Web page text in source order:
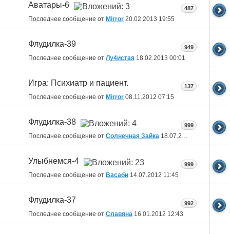
Аватары-6
Последнее сообщение от Mirror 20.02.2013 19:55
487
Флудилка-39
Последнее сообщение от Лу4истая 18.02.2013 00:01
949
Игра: Психиатр и пациент.
Последнее сообщение от Mirror 08.11.2012 07:15
137
Флудилка-38
Последнее сообщение от Солнечная Зайка 18.07.2012
999
Улыбнемся-4
Последнее сообщение от Васаби 14.07.2012 11:45
999
Флудилка-37
Последнее сообщение от Славяна 16.01.2012 12:43
992